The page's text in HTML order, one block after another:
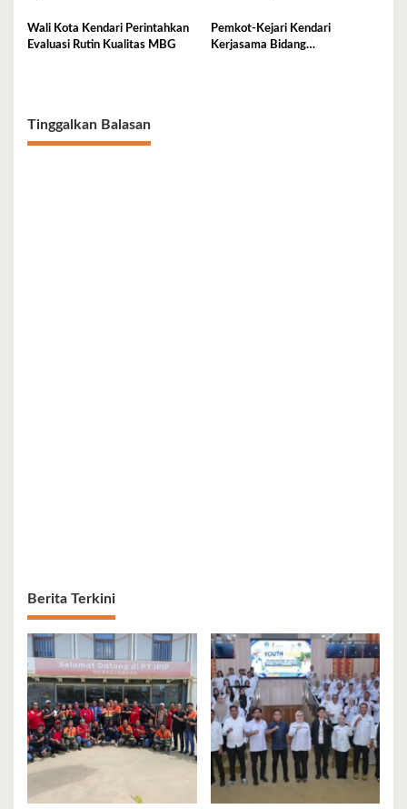
Wali Kota Kendari Perintahkan
Evaluasi Rutin Kualitas MBG
Pemkot-Kejari Kendari
Kerjasama Bidang
Tinggalkan Balasan
Berita Terkini